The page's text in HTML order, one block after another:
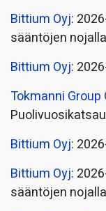
Bittium Oyj:
sääntöjen
Bittium Oyj:
Tokmanni Group
Bittium Oyj:
Bittium Oyj:
sääntöjen